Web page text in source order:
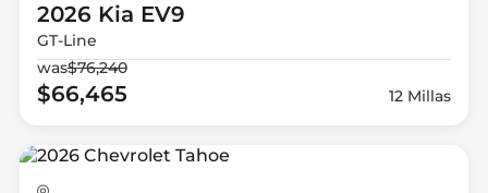
2026 Kia EV9
GT-Line
was$76,240
$66,465 12 Millas